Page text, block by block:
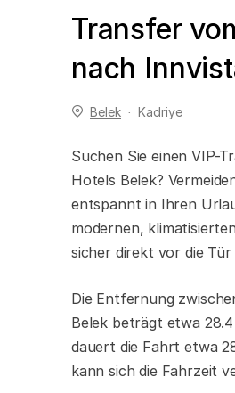
Transfer
nach
Belek Kadriye
Suchen Sie einen VIP-
Hotels Belek?
entspannt in Ihren
modernen,
sicher direkt vor die
Die Entfernung
Belek beträgt etwa
dauert die Fahrt etwa
kann sich die Fahrzeit